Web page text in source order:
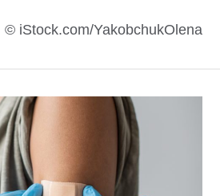
© iStock.com/YakobchukOlena